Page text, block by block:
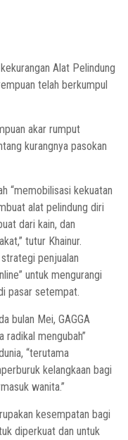
Alat Pelindung
telah berkumpul
akar rumput
kurangnya pasokan
“memobilisasi kekuatan
alat pelindung diri
dari kain, dan
tutur Khainur.
penjualan
untuk mengurangi
pasar setempat.
bulan Mei, GAGGA
radikal mengubah”
“terutama
kelangkaan bagi
wanita.”
kesempatan bagi
diperkuat dan untuk